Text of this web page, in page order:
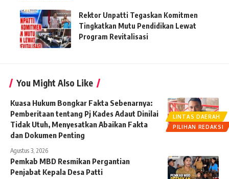
Rektor Unpatti Tegaskan Komitmen
Tingkatkan Mutu Pendidikan Lewat
Program Revitalisasi
You Might Also Like
LINTAS DAERAH
PILIHAN REDAKSI
Kuasa Hukum Bongkar Fakta Sebenarnya:
Pemberitaan tentang Pj Kades Adaut Dinilai
Tidak Utuh, Menyesatkan Abaikan Fakta
dan Dokumen Penting
Agustus 3, 2026
Pemkab MBD Resmikan Pergantian
Penjabat Kepala Desa Patti